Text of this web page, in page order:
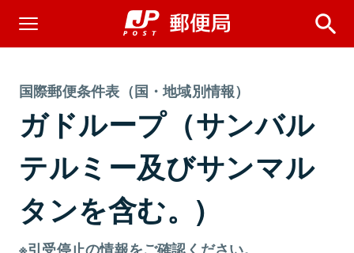
国際郵便条件表（国・地域別情報）
ガドループ（サンバル
テルミー及びサンマル
タンを含む。)